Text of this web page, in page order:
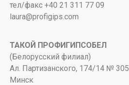
тел/факс +40 21 311 77 09
laura@profigips.com
ТАКОЙ ПРОФИГИПСОБЕЛ
(Белорусский филиал)
Ал. Партизанского, 174/14 № 305
Минск